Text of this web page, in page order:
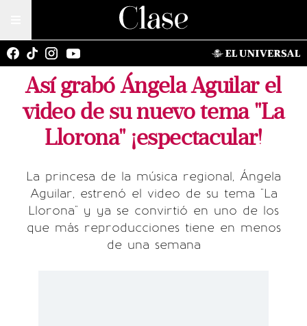
Así grabó Ángela Aguilar el
video de su nuevo tema "La
Llorona" ¡espectacular!
La princesa de la música regional, Ángela
Aguilar, estrenó el video de su tema "La
Llorona" y ya se convirtió en uno de los
que más reproducciones tiene en menos
de una semana